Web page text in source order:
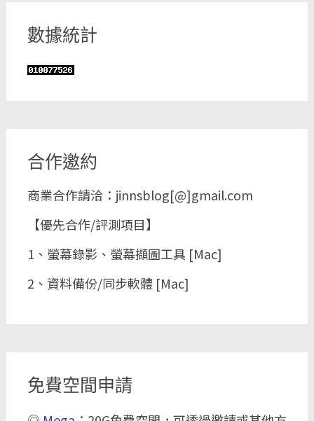
數據統計
合作邀約
商業合作請洽：jinnsblog[@]gmail.com
【優先合作/評測項目】
1、螢幕錄影、螢幕擷圖工具 [Mac]
2、資料備份/同步軟體 [Mac]
免費空間申請